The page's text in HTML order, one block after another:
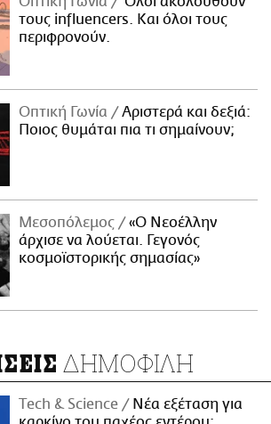
τους influencers. Και όλοι τους
περιφρονούν.
Οπτική Γωνία
Αριστερά και δεξιά:
Ποιος θυμάται πια τι σημαίνουν;
Μεσοπόλεμος
«Ο Νεοέλλην
άρχισε να λούεται. Γεγονός
κοσμοϊστορικής σημασίας»
ΔΗΜΟΦΙΛΗ
Τech & Science
Νέα εξέταση για